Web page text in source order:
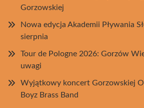
Gorzowskiej
Nowa edycja Akademii Pływania
sierpnia
Tour de Pologne 2026: Gorzów
uwagi
Wyjątkowy koncert Gorzowskiej
Boyz Brass Band